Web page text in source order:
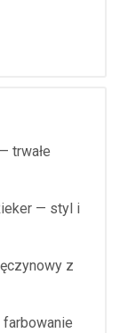
trwałe
— styl i
z